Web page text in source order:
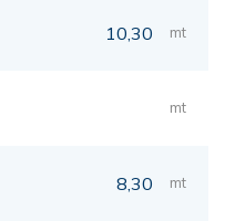
10,30 mt
mt
8,30 mt